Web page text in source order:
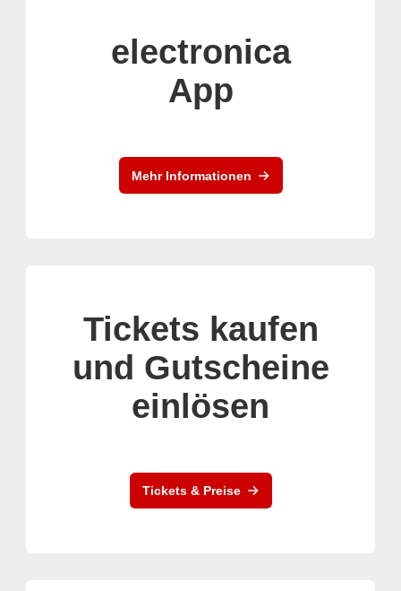
electronica
App
Mehr Informationen
Tickets kaufen
und Gutscheine
einlösen
Tickets & Preise